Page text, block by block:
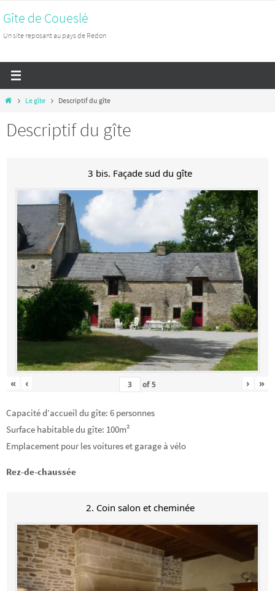
vers
le
Gîte de Coueslé
Un site reposant au pays de Redon
HomeLe gîte Descriptif du gîte
Descriptif du gîte
3 bis. Façade sud du gîte
« ‹ of5 › »
Capacité d’accueil du gîte: 6 personnes
Surface habitable du gîte: 100m²
Emplacement pour les voitures et garage à vélo
Rez-de-chaussée
2. Coin salon et cheminée